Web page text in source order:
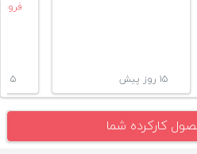
۱۵ روز پیش ۵ سال پیش
کارکرده شما